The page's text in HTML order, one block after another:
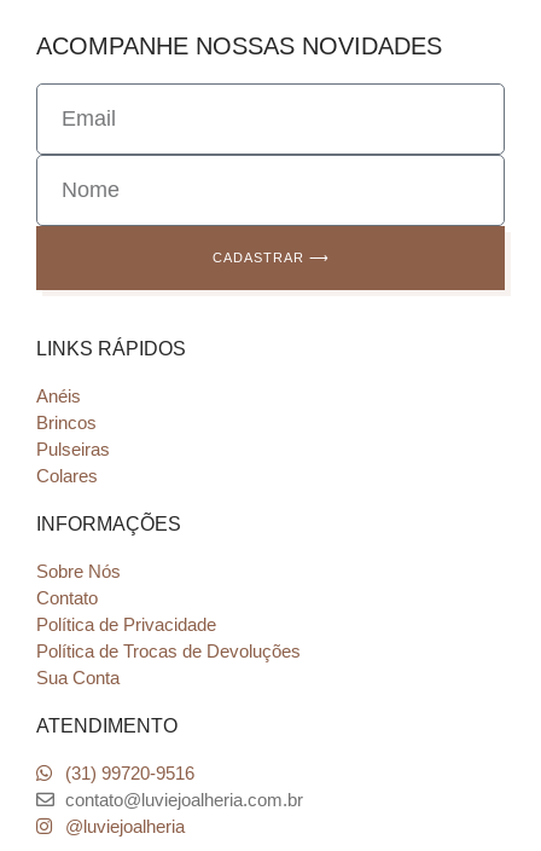
ACOMPANHE NOSSAS NOVIDADES
CADASTRAR ⟶
LINKS RÁPIDOS
Anéis
Brincos
Pulseiras
Colares
INFORMAÇÕES
Sobre Nós
Contato
Política de Privacidade
Política de Trocas de Devoluções
Sua Conta
ATENDIMENTO
(31) 99720-9516
contato@luviejoalheria.com.br
@luviejoalheria